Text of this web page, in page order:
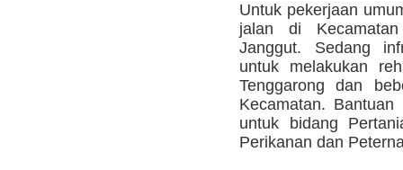
Untuk pekerjaan
jalan di
Janggut. Sedang
untuk melakukan
Tenggarong dan
Kecamatan.
untuk bidang
Perikanan dan